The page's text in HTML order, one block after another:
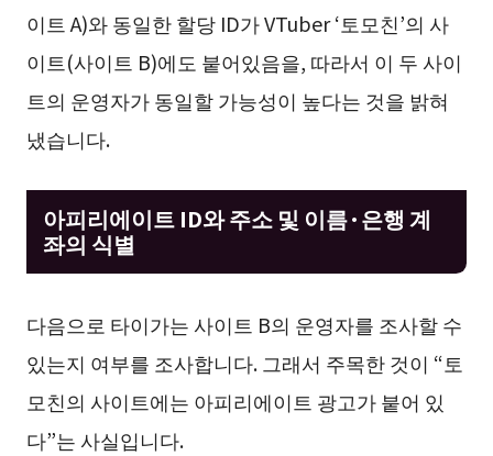
이트 A)와 동일한 할당 ID가 VTuber ‘토모친’의 사
이트(사이트 B)에도 붙어있음을, 따라서 이 두 사이
트의 운영자가 동일할 가능성이 높다는 것을 밝혀
냈습니다.
아피리에이트 ID와 주소 및 이름·은행 계
좌의 식별
다음으로 타이가는 사이트 B의 운영자를 조사할 수
있는지 여부를 조사합니다. 그래서 주목한 것이 “토
모친의 사이트에는 아피리에이트 광고가 붙어 있
다”는 사실입니다.